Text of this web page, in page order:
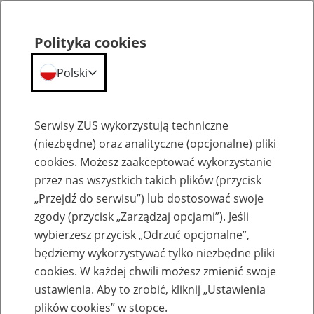
Emerytury
Baza zlikwidowanych lub
przekształconych zakładów pracy
Polityka cookies
Polski
Serwisy ZUS wykorzystują techniczne
(niezbędne) oraz analityczne (opcjonalne) pliki
cookies. Możesz zaakceptować wykorzystanie
przez nas wszystkich takich plików (przycisk
„Przejdź do serwisu”) lub dostosować swoje
zgody (przycisk „Zarządzaj opcjami”). Jeśli
wybierzesz przycisk „Odrzuć opcjonalne”,
będziemy wykorzystywać tylko niezbędne pliki
cookies. W każdej chwili możesz zmienić swoje
ustawienia. Aby to zrobić, kliknij „Ustawienia
plików cookies” w stopce.